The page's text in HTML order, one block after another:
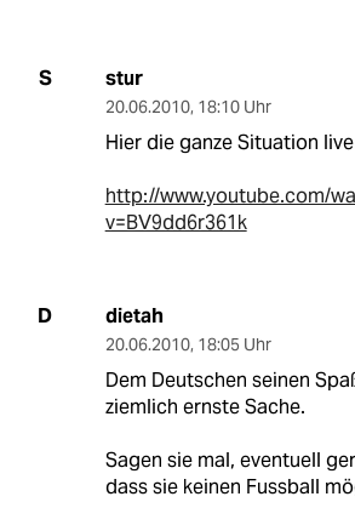
S stur
20.06.2010, 18:10 Uhr
Hier die ganze Situation
http://www.youtube.com/
v=BV9dd6r361k
D dietah
20.06.2010, 18:05 Uhr
Dem Deutschen seinen
ziemlich ernste Sache.
Sagen sie mal, eventuell
dass sie keinen Fussball